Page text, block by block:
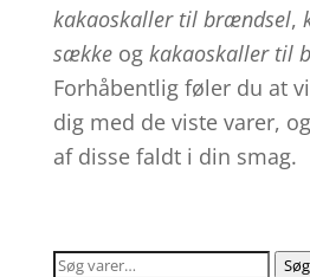
kakaoskaller til brændsel,
sækkeog kakaoskaller til
Forhåbentlig føler du at
dig med de viste varer,
af disse faldt i din smag.
Søg
Søg